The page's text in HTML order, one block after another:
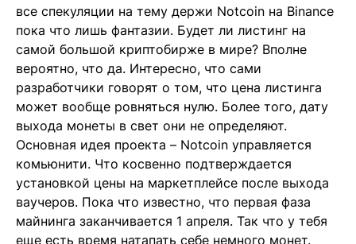
все спекуляции на тему держи Notcoin на Binance
пока что лишь фантазии. Будет ли листинг на
самой большой криптобирже в мире? Вполне
вероятно, что да. Интересно, что сами
разработчики говорят о том, что цена листинга
может вообще ровняться нулю. Более того, дату
выхода монеты в свет они не определяют.
Основная идея проекта – Notcoin управляется
комьюнити. Что косвенно подтверждается
установкой цены на маркетплейсе после выхода
ваучеров. Пока что известно, что первая фаза
майнинга заканчивается 1 апреля. Так что у тебя
еще есть время натапать себе немного монет.